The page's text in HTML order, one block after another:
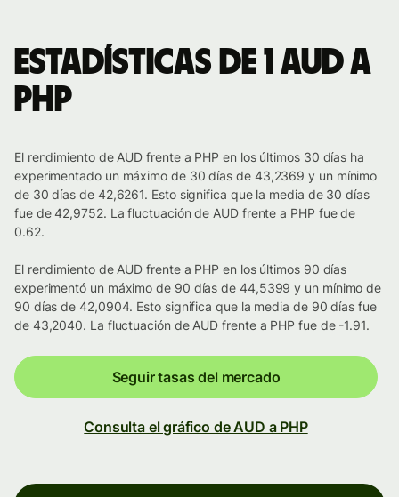
Estadísticas de 1 AUD a
PHP
El rendimiento de AUD frente a PHP en los últimos 30 días ha
experimentado un máximo de 30 días de 43,2369 y un mínimo
de 30 días de 42,6261. Esto significa que la media de 30 días
fue de 42,9752. La fluctuación de AUD frente a PHP fue de
0.62.
El rendimiento de AUD frente a PHP en los últimos 90 días
experimentó un máximo de 90 días de 44,5399 y un mínimo de
90 días de 42,0904. Esto significa que la media de 90 días fue
de 43,2040. La fluctuación de AUD frente a PHP fue de -1.91.
Seguir tasas del mercado
Consulta el gráfico de AUD a PHP